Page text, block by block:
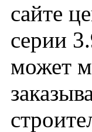
сайте
серии
может